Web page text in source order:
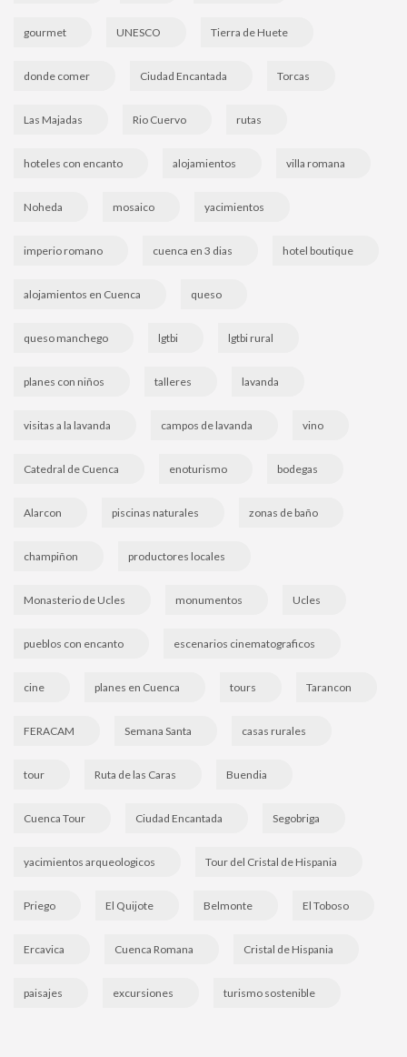
gourmet UNESCO Tierra de Huete
donde comer Ciudad Encantada Torcas
Las Majadas Rio Cuervo rutas
hoteles con encanto alojamientos villa romana
Noheda mosaico yacimientos
imperio romano cuenca en 3 dias hotel boutique
alojamientos en Cuenca queso
queso manchego lgtbi lgtbi rural
planes con niños talleres lavanda
visitas a la lavanda campos de lavanda vino
Catedral de Cuenca enoturismo bodegas
Alarcon piscinas naturales zonas de baño
champiñon productores locales
Monasterio de Ucles monumentos Ucles
pueblos con encanto escenarios cinematograficos
cine planes en Cuenca tours Tarancon
FERACAM Semana Santa casas rurales
tour Ruta de las Caras Buendia
Cuenca Tour Ciudad Encantada Segobriga
yacimientos arqueologicos Tour del Cristal de Hispania
Priego El Quijote Belmonte El Toboso
Ercavica Cuenca Romana Cristal de Hispania
paisajes excursiones turismo sostenible